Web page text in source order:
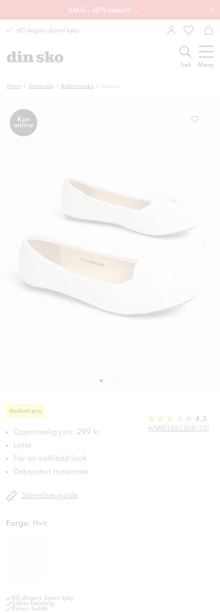
SALG - 30% rabatt! →
60 dagers åpent kjøp
Søk Meny
Hjem Damesko Ballerinasko Jasmin
Kun
online
Nedsatt pris
Opprinnelig pris: 299 kr
Lette
For en velkledd look
Dekorativt materiale
4.3
ANMELDELSER (33)
Størrelsesguide
Farge: Hvit
60 dagers åpent kjøp
Sikker betaling
Retur i butikk